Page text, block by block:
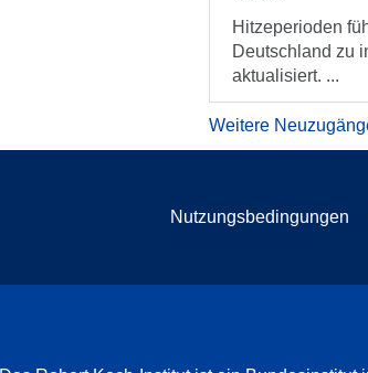
Hitzeperioden
Deutschland zu
aktualisiert. ...
Weitere
Nutzungsbedingungen